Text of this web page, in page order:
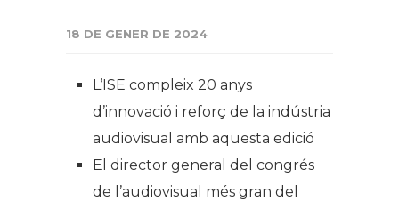
18 DE GENER DE 2024
L’ISE compleix 20 anys
d’innovació i reforç de la indústria
audiovisual amb aquesta edició
El director general del congrés
de l’audiovisual més gran del